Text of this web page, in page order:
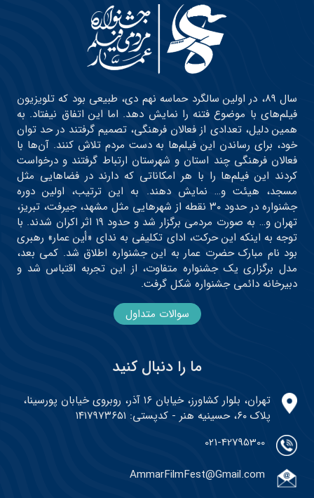
سال ۸۹، در اولین سالگرد حماسه نهم دی، طبیعی بود که تلویزیون
فیلم‌های با موضوع فتنه را نمایش دهد. اما این اتفاق نیفتاد. به
همین دلیل، تعدادی از فعالان فرهنگی، تصمیم گرفتند در حد توان
خود، برای رساندن این فیلم‌ها به دست مردم تلاش کنند. آن‌ها با
فعالان فرهنگی چند استان و شهرستان ارتباط گرفتند و درخواست
کردند این فیلم‌ها را با هر امکاناتی که دارند در فضاهایی مثل
مسجد، هیئت و… نمایش دهند. به این ترتیب، اولین دوره
جشنواره در حدود ۳۰ نقطه از شهرهایی مثل مشهد، جیرفت، تبریز،
تهران و… به صورت مردمی برگزار شد و حدود ۱۹ اثر اکران شدند. با
توجه به اینکه این حرکت، ادای تکلیفی به ندای «أین عمار» رهبری
بود نام مبارک حضرت عمار به این جشنواره اطلاق شد. کمی بعد،
مدل برگزاری یک جشنواره متفاوت، از این تجربه اقتباس شد و
دبیرخانه دائمی جشنواره شکل گرفت.
سوالات متداول
ما را دنبال کنید
تهران، بلوار کشاورز، خیابان ۱۶ آذر، روبروی خیابان پورسینا،
پلاک ۶۰، حسینیه هنر - کدپستی: ۱۴۱۷۹۷۳۶۵۱
021-42795300
AmmarFilmFest@Gmail.com